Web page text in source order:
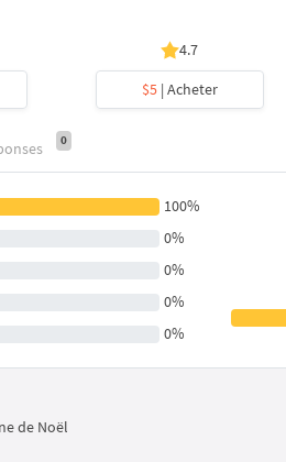
4.7
$5| Acheter
0
100%
0%
0%
0%
0%
de Noël